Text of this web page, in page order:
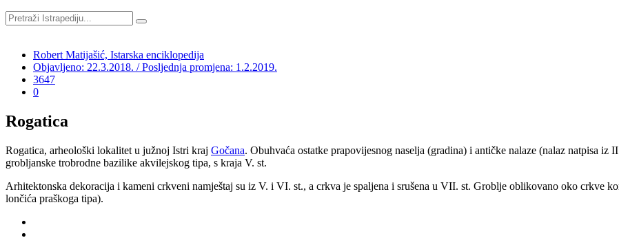
Robert Matijašić, Istarska enciklopedija
Objavljeno: 22.3.2018. / Posljednja promjena: 1.2.2019.
3647
0
Rogatica
Rogatica, arheološki lokalitet u južnoj Istri kraj Gočana. Obuhvaća ostatke prapovijesnog naselja (gradina) i antičke nalaze (nalaz natpisa iz
grobljanske trobrodne bazilike akvilejskog tipa, s kraja V. st.
Arhitektonska dekoracija i kameni crkveni namještaj su iz V. i VI. st., a crkva je spaljena i srušena u VII. st. Groblje oblikovano oko crkve
lončića praškoga tipa).